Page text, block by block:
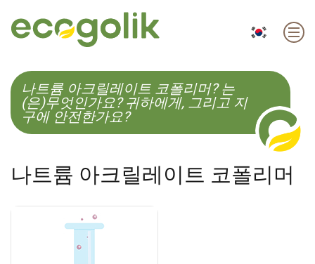
EN ES CS KO
나트륨 아크릴레이트 코폴리머? 는
(은)무엇인가요? 귀하에게, 그리고 지
구에 안전한가요?
나트륨 아크릴레이트 코폴리머